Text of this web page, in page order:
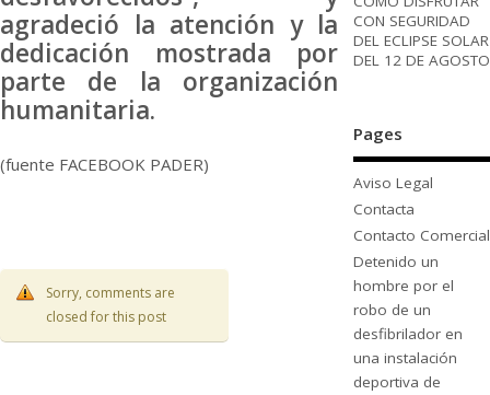
agradeció la atención y la
dedicación mostrada por
parte de la organización
humanitaria.
(fuente FACEBOOK PADER)
Sorry, comments are
closed for this post
CON SEGURIDAD
DEL ECLIPSE SOLAR
DEL 12 DE AGOSTO
Pages
Aviso Legal
Contacta
Contacto Comercial
Detenido un
hombre por el
robo de un
desfibrilador en
una instalación
deportiva de